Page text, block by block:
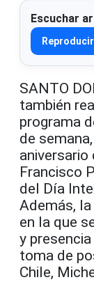
Escuchar
Reproducir
SANTO
también
programa
de
Francisco
del Día
Además,
en la que
y
toma de
Chile,